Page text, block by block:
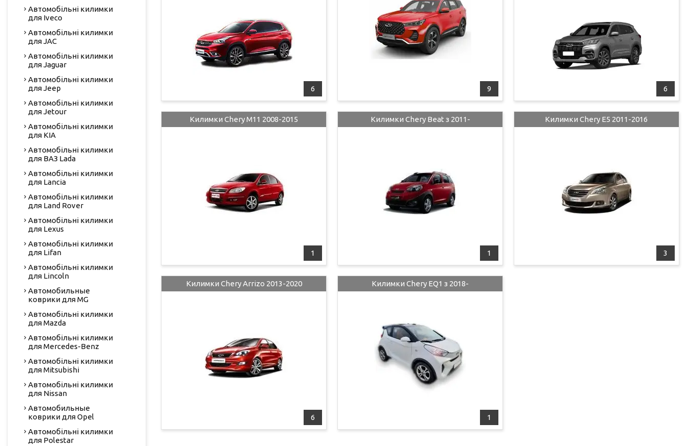
6 9 6
1
Килимки Chery M11 2008-2015
1
Килимки Chery Beat з 2011-
3
Килимки Chery E5 2011-2016
6
Килимки Chery Arrizo 2013-2020
1
Килимки Chery EQ1 з 2018-
Автомобільні килимки
для Iveco
Автомобільні килимки
для JAC
Автомобільні килимки
для Jaguar
Автомобільні килимки
для Jeep
Автомобільні килимки
для Jetour
Автомобільні килимки
для KIA
Автомобільні килимки
для ВАЗ Lada
Автомобільні килимки
для Lancia
Автомобільні килимки
для Land Rover
Автомобільні килимки
для Lexus
Автомобільні килимки
для Lifan
Автомобільні килимки
для Lincoln
Автомобильные
коврики для MG
Автомобільні килимки
для Mazda
Автомобільні килимки
для Mercedes-Benz
Автомобільні килимки
для Mitsubishi
Автомобільні килимки
для Nissan
Автомобильные
коврики для Opel
Автомобільні килимки
для Polestar